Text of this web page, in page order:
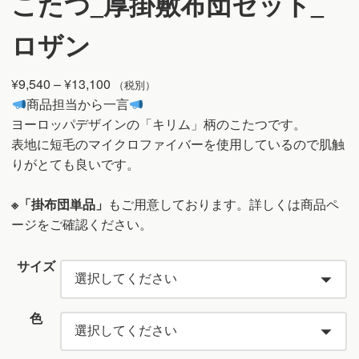
ロザン
¥9,540 –¥13,100 価
格
帯:
¥9,540
–
（税別）
商品担当から一言
ヨーロッパデザインの「キリム」柄のこたつです。
表地に短毛のマイクロファイバーを使用しているので肌触
りがとても良いです。
※「掛布団単品 」 もご用意しております。詳しくは商品ペ
ージをご確認ください。
サイズ
色